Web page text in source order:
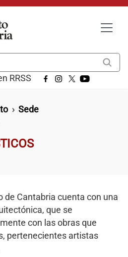
RRSS
Sede
de Cantabria cuenta con una
que se
con las obras que
pertenecientes artistas